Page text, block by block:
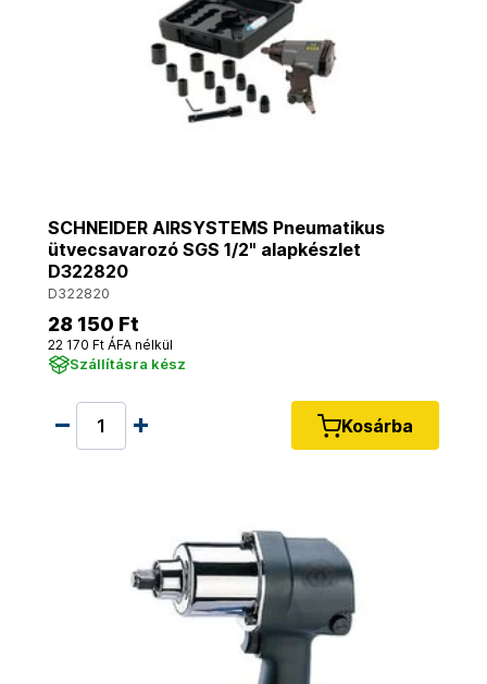
SCHNEIDER AIRSYSTEMS Pneumatikus
ütvecsavarozó SGS 1/2" alapkészlet
D322820
D322820
28 150 Ft
22 170 Ft ÁFA nélkül
Szállításra kész
Kosárba